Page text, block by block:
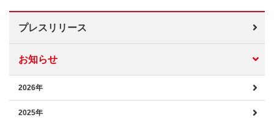
プレスリリース
お知らせ
2026年
2025年